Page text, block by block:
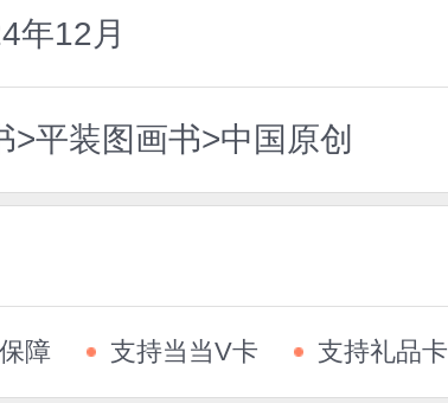
年12月
>平装图画书>中国原创
障 支持当当V卡 支持礼品卡